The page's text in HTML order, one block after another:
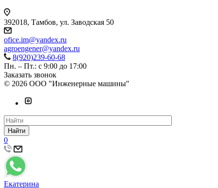
392018, Тамбов, ул. Заводская 50
ofice.im@yandex.ru
agroengener@yandex.ru
8(920)239-60-68
Пн. – Пт.: с 9:00 до 17:00
Заказать звонок
© 2026 ООО "Инженерные машины"
Найти
0
Екатерина